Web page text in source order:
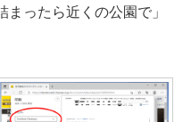
ったら近くの公園で」